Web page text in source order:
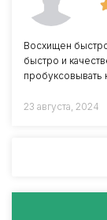
Восхищен
быстро и
пробуксовывать
23 августа, 2024